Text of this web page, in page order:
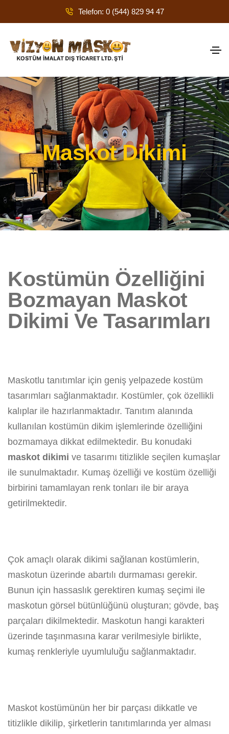
Telefon: 0 (544) 829 94 47
Maskot Dikimi
Kostümün Özelliğini
Bozmayan Maskot
Dikimi Ve Tasarımları
Maskotlu tanıtımlar için geniş yelpazede kostüm
tasarımları sağlanmaktadır. Kostümler, çok özellikli
kalıplar ile hazırlanmaktadır. Tanıtım alanında
kullanılan kostümün dikim işlemlerinde özelliğini
bozmamaya dikkat edilmektedir. Bu konudaki
maskot dikimi ve tasarımı titizlikle seçilen kumaşlar
ile sunulmaktadır. Kumaş özelliği ve kostüm özelliği
birbirini tamamlayan renk tonları ile bir araya
getirilmektedir.
Çok amaçlı olarak dikimi sağlanan kostümlerin,
maskotun üzerinde abartılı durmaması gerekir.
Bunun için hassaslık gerektiren kumaş seçimi ile
maskotun görsel bütünlüğünü oluşturan; gövde, baş
parçaları dikilmektedir. Maskotun hangi karakteri
üzerinde taşınmasına karar verilmesiyle birlikte,
kumaş renkleriyle uyumluluğu sağlanmaktadır.
Maskot kostümünün her bir parçası dikkatle ve
titizlikle dikilip, şirketlerin tanıtımlarında yer alması